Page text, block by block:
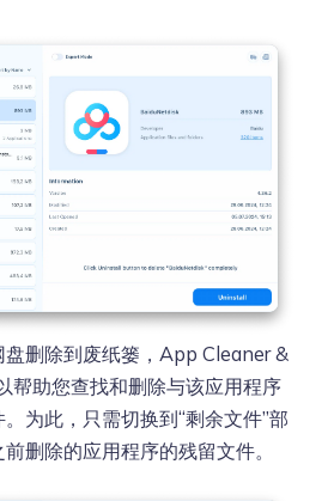
盘删除到废纸篓，App Cleaner &
帮助您查找和删除与该应用程序
为此，只需切换到“剩余文件”部
删除的应用程序的残留文件。